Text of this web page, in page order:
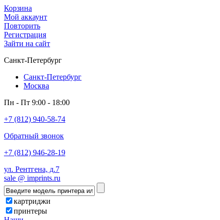
Корзина
Мой аккаунт
Повторить
Регистрация
Зайти на сайт
Санкт-Петербург
Санкт-Петербург
Москва
Пн - Пт 9:00 - 18:00
+7 (812) 940-58-74
Обратный звонок
+7 (812) 946-28-19
ул. Рентгена, д.7
sale @ imprints.ru
картриджи
принтеры